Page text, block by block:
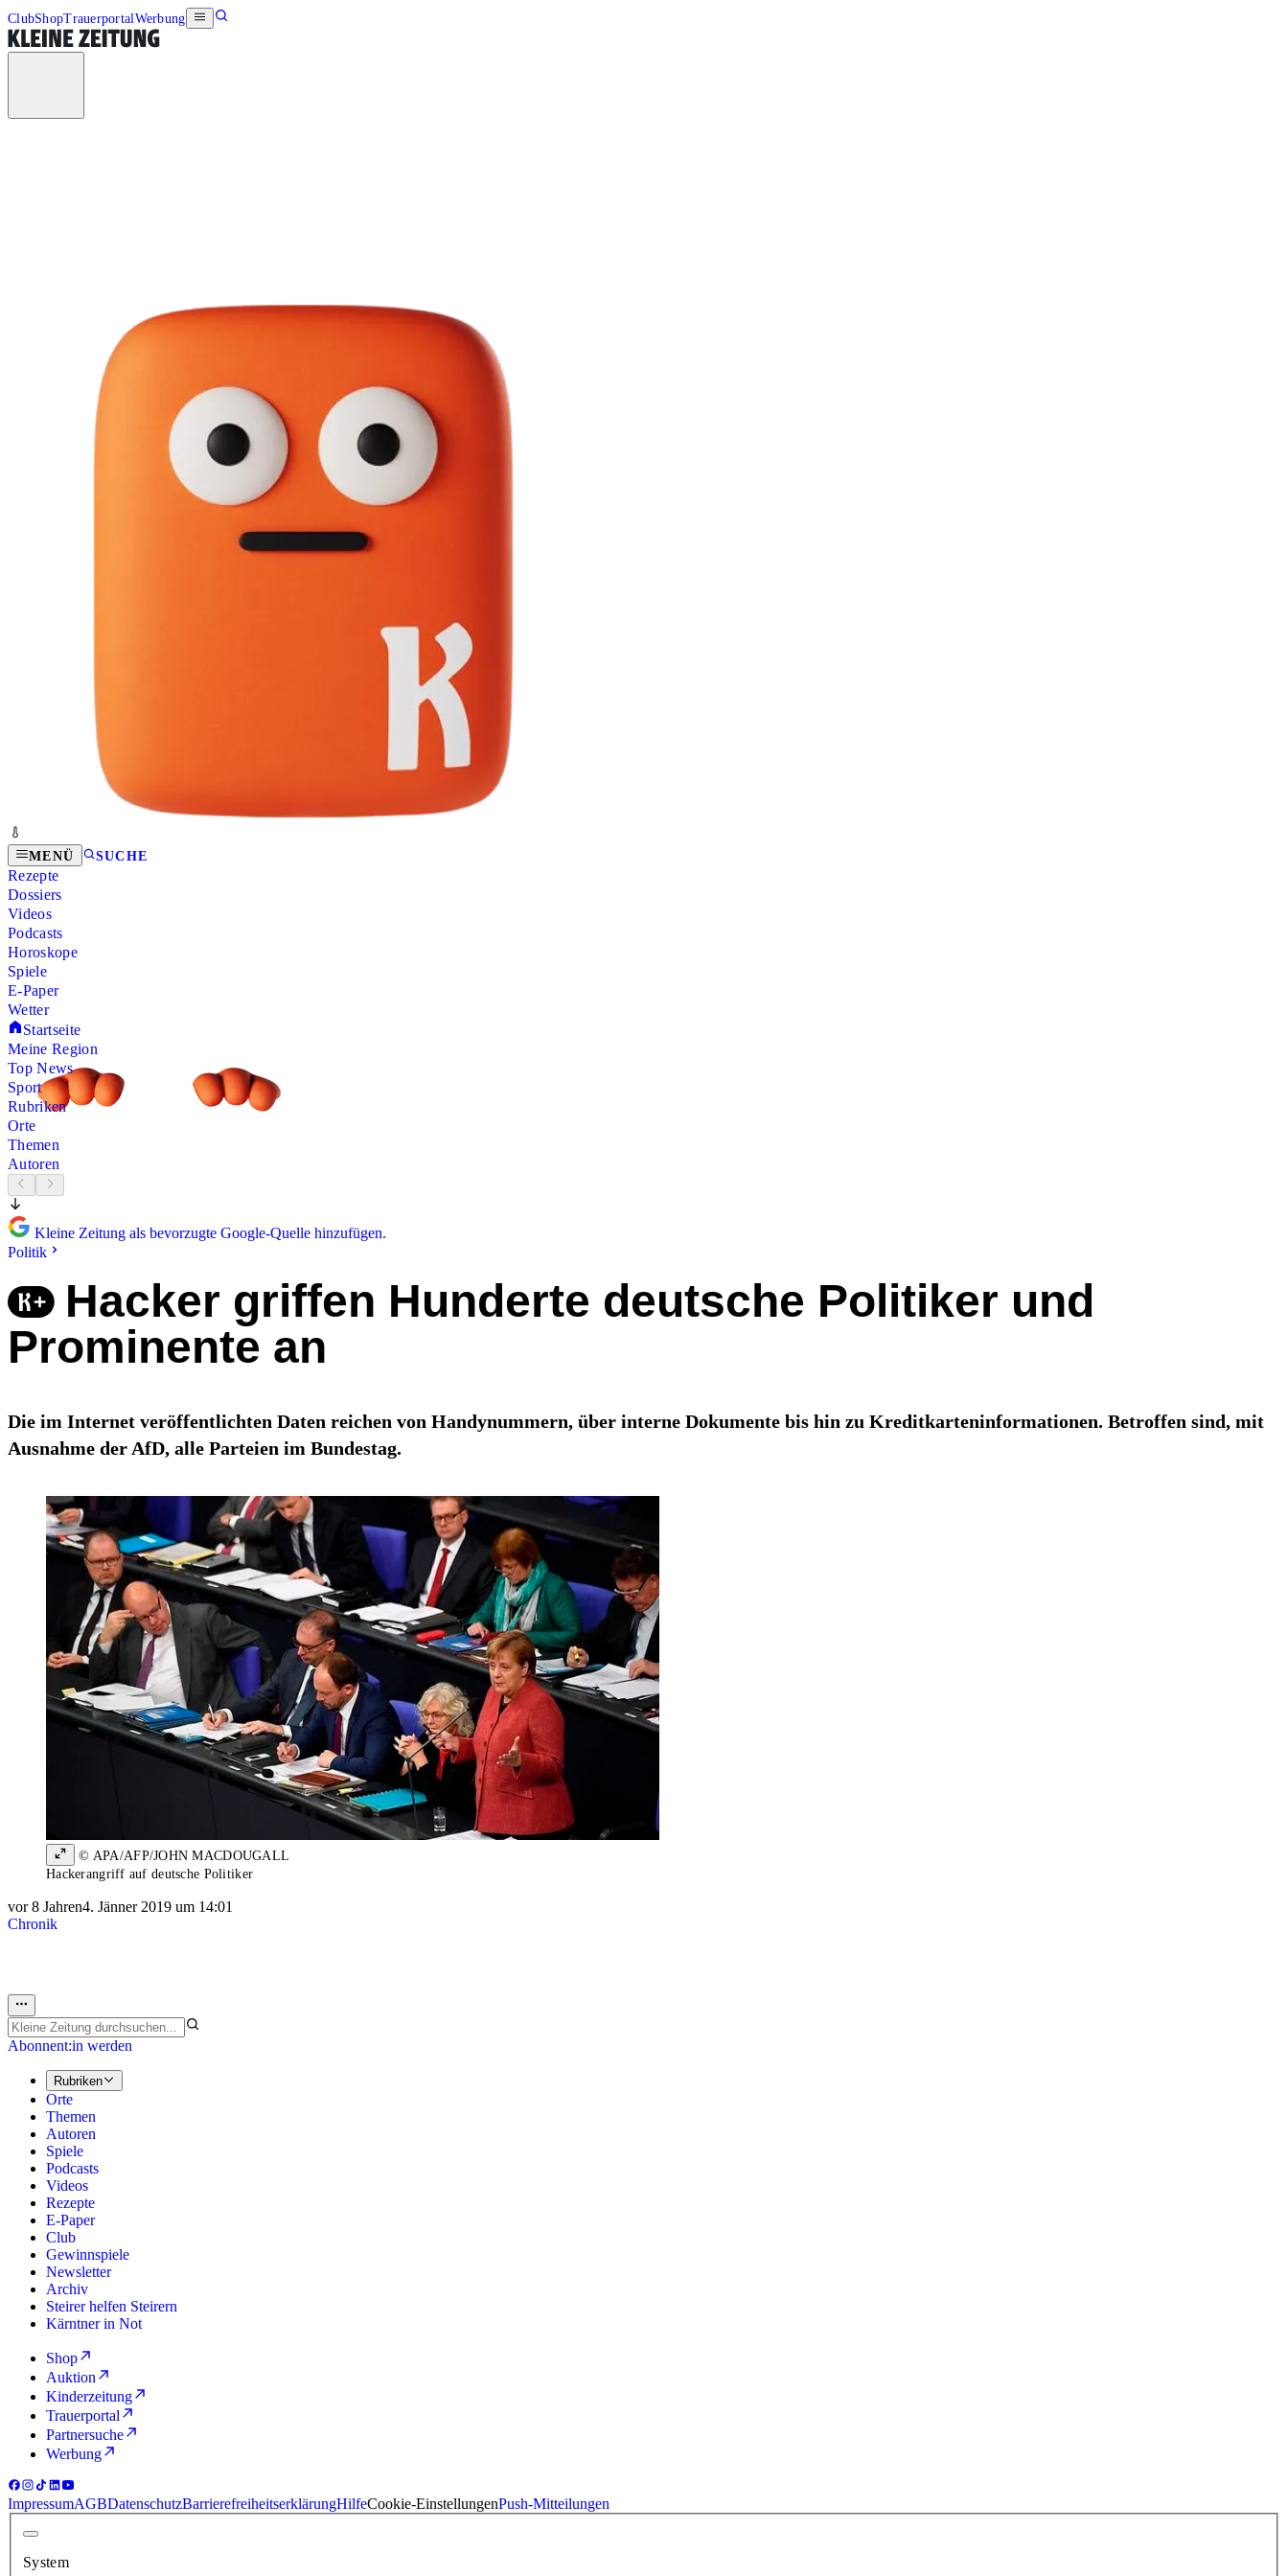
ClubShopTrauerportalWerbung
MENÜ SUCHE
Rezepte
Dossiers
Videos
Podcasts
Horoskope
Spiele
E-Paper
Wetter
Startseite
Meine Region
Top News
Sport
Rubriken
Orte
Themen
Autoren
Kleine Zeitung als bevorzugte Google-Quelle hinzufügen.
Politik
Hacker griffen Hunderte deutsche Politiker und
Prominente an
Die im Internet veröffentlichten Daten reichen von Handynummern, über interne Dokumente bis hin zu Kreditkarteninformationen. Betroffen sind, mit
Ausnahme der AfD, alle Parteien im Bundestag.
© APA/AFP/JOHN MACDOUGALL
Hackerangriff auf deutsche Politiker
vor 8 Jahren4. Jänner 2019 um 14:01
Chronik
Abonnent:in werden
Rubriken
Orte
Themen
Autoren
Spiele
Podcasts
Videos
Rezepte
E-Paper
Club
Gewinnspiele
Newsletter
Archiv
Steirer helfen Steirern
Kärntner in Not
Shop
Auktion
Kinderzeitung
Trauerportal
Partnersuche
Werbung
ImpressumAGBDatenschutzBarrierefreiheitserklärungHilfeCookie-EinstellungenPush-Mitteilungen
System